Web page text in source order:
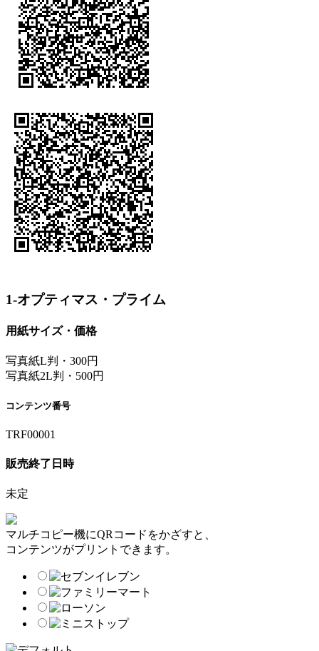
1-オプティマス・プライム
用紙サイズ・価格
写真紙L判・300円
写真紙2L判・500円
コンテンツ番号
TRF00001
販売終了日時
未定
マルチコピー機にQRコードをかざすと、
コンテンツがプリントできます。